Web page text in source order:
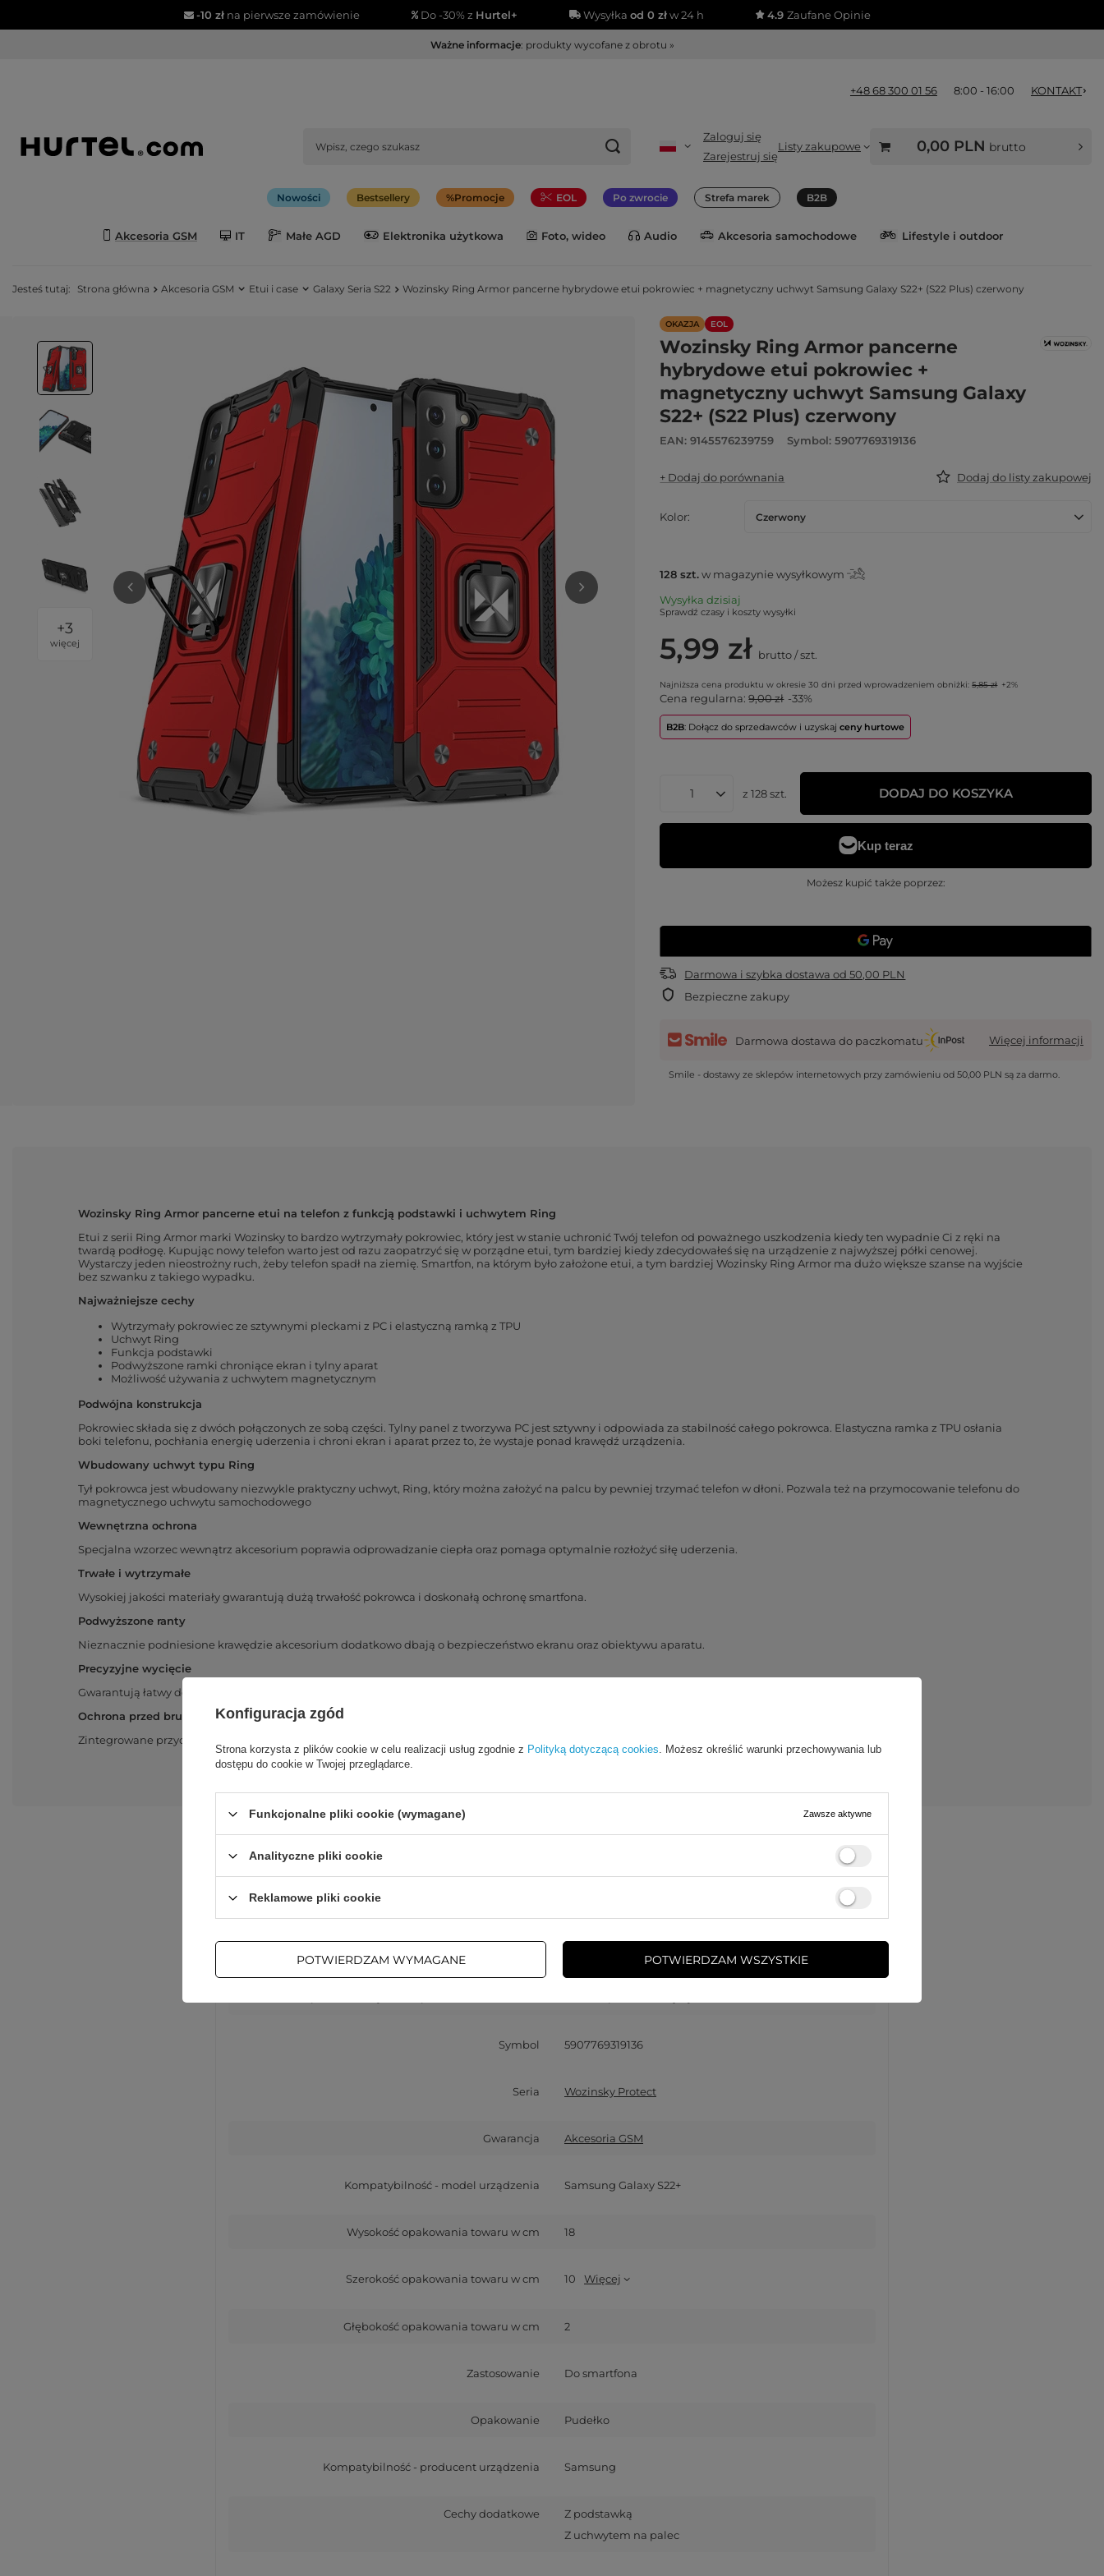
-10 złna pierwsze zamówienie Do -30% z Hurtel+ Wysyłka od 0 złw 24 h 4.9Zaufane Opinie
Ważne informacje: produkty wycofane z obrotu »
+48 68 300 01 56 8:00 - 16:00 KONTAKT
Zaloguj się
Zarejestruj się
Listy zakupowe 0,00 PLN brutto
Nowości Bestsellery Promocje EOL Po zwrocie Strefa marek B2B
Akcesoria GSM IT Małe AGD Elektronika użytkowa Foto, wideo Audio Akcesoria samochodowe Lifestyle i outdoor
Jesteś tutaj: Strona główna Akcesoria GSM Etui i case Galaxy Seria S22 Wozinsky Ring Armor pancerne hybrydowe etui pokrowiec + magnetyczny uchwyt Samsung Galaxy S22+ (S22 Plus) czerwony
+3
więcej
OKAZJA EOL
Wozinsky Ring Armor pancerne
hybrydowe etui pokrowiec +
magnetyczny uchwyt Samsung Galaxy
S22+ (S22 Plus) czerwony
EAN: 9145576239759 Symbol: 5907769319136
+ Dodaj do porównania Dodaj do listy zakupowej
Kolor Czerwony
128 szt.w magazynie wysyłkowym
Wysyłkadzisiaj
Sprawdź czasy i koszty wysyłki
5,99 zł brutto/szt.
Najniższa cena produktu w okresie 30 dni przed wprowadzeniem obniżki:5,85 zł +2%
Cena regularna:9,00 zł -33%
B2B: Dołącz do sprzedawców i uzyskajceny hurtowe
z128szt. DODAJ DO KOSZYKA
Możesz kupić także poprzez:
Darmowa i szybka dostawa od50,00 PLN
Bezpieczne zakupy
Darmowa dostawa do paczkomatu Więcej informacji
Smile - dostawy ze sklepów internetowych przy zamówieniu od50,00 PLN są za darmo.
Wozinsky Ring Armor pancerne etui na telefon z funkcją podstawki i uchwytem Ring
Etui z serii Ring Armor marki Wozinsky to bardzo wytrzymały pokrowiec, który jest w stanie uchronić Twój telefon od poważnego uszkodzenia kiedy ten wypadnie Ci z ręki na
twardą podłogę. Kupując nowy telefon warto jest od razu zaopatrzyć się w porządne etui, tym bardziej kiedy zdecydowałeś się na urządzenie z najwyższej półki cenowej.
Wystarczy jeden nieostrożny ruch, żeby telefon spadł na ziemię. Smartfon, na którym było założone etui, a tym bardziej Wozinsky Ring Armor ma dużo większe szanse na wyjście
bez szwanku z takiego wypadku.
Najważniejsze cechy
Wytrzymały pokrowiec ze sztywnymi pleckami z PC i elastyczną ramką z TPU
Uchwyt Ring
Funkcja podstawki
Podwyższone ramki chroniące ekran i tylny aparat
Możliwość używania z uchwytem magnetycznym
Podwójna konstrukcja
Pokrowiec składa się z dwóch połączonych ze sobą części. Tylny panel z tworzywa PC jest sztywny i odpowiada za stabilność całego pokrowca. Elastyczna ramka z TPU osłania
boki telefonu, pochłania energię uderzenia i chroni ekran i aparat przez to, że wystaje ponad krawędź urządzenia.
Wbudowany uchwyt typu Ring
Tył pokrowca jest wbudowany niezwykle praktyczny uchwyt, Ring, który można założyć na palcu by pewniej trzymać telefon w dłoni. Pozwala też na przymocowanie telefonu do
magnetycznego uchwytu samochodowego
Wewnętrzna ochrona
Specjalna wzorzec wewnątrz akcesorium poprawia odprowadzanie ciepła oraz pomaga optymalnie rozłożyć siłę uderzenia.
Trwałe i wytrzymałe
Wysokiej jakości materiały gwarantują dużą trwałość pokrowca i doskonałą ochronę smartfona.
Podwyższone ranty
Nieznacznie podniesione krawędzie akcesorium dodatkowo dbają o bezpieczeństwo ekranu oraz obiektywu aparatu.
Precyzyjne wycięcie
Gwarantują łatwy dostęp do wszystkich niezbędnych portów.
Ochrona przed brudem
Zintegrowane przyciski blokują drogę pod nakładkę wszelkiemu brudowi.
Symbol 5907769319136
Seria Wozinsky Protect
Gwarancja Akcesoria GSM
Kompatybilność - model urządzenia Samsung Galaxy S22+
Wysokość opakowania towaru w cm 18
Szerokość opakowania towaru w cm 10 Więcej
Głębokość opakowania towaru w cm 2
Zastosowanie Do smartfona
Opakowanie Pudełko
Kompatybilność - producent urządzenia Samsung
Cechy dodatkowe
Z podstawką
Z uchwytem na palec
Konfiguracja zgód
Strona korzysta z plików cookie w celu realizacji usług zgodnie z Polityką dotyczącą cookies. Możesz określić warunki przechowywania lub
dostępu do cookie w Twojej przeglądarce.
Funkcjonalne pliki cookie (wymagane) Zawsze aktywne
Analityczne pliki cookie
Reklamowe pliki cookie
POTWIERDZAM WYMAGANE POTWIERDZAM WSZYSTKIE